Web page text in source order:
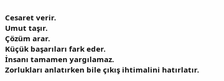
Cesaret verir.
Umut taşır.
Çözüm arar.
Küçük başarıları fark eder.
İnsanı tamamen yargılamaz.
Zorlukları anlatırken bile çıkış ihtimalini hatırlatır.